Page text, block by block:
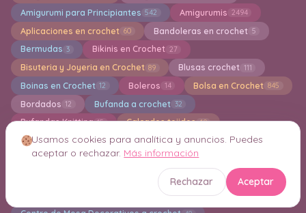
Amigurumi para Principiantes 542 Amigurumis 2494
Aplicaciones en crochet 60 Bandoleras en crochet 5
Bermudas 3 Bikinis en Crochet 27
Bisuteria y Joyeria en Crochet 89 Blusas crochet 111
Boinas en Crochet 12 Boleros 14 Bolsa en Crochet 845
Bordados 12 Bufanda a crochet 32
Bufandas Knitting 15 Calcados tejidos 19
Calcetines 46 Calentadores 16 Caminos de Mesa
Camisetas en Crochet 25 Capas en crochet
Cardigan a crochet 233
Carteras 41
Usamos cookies para analítica y anuncios. Puedes
aceptar o rechazar. Más información
Rechazar Aceptar